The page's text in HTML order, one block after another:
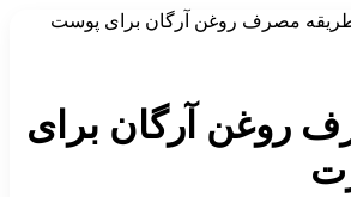
مصرف روغن آرگان برای پوست
روغن آرگان برای